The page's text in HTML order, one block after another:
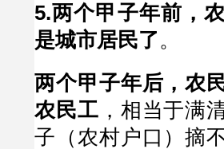
5.两个甲子年前，
是城市居民了。
两个甲子年后，农
农民工 ，相当于满
子（农村户口）摘